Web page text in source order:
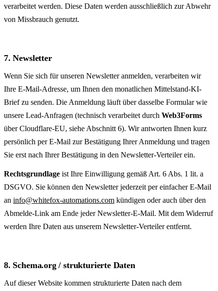
verarbeitet werden. Diese Daten werden ausschließlich zur Abwehr
von Missbrauch genutzt.
7. Newsletter
Wenn Sie sich für unseren Newsletter anmelden, verarbeiten wir
Ihre E-Mail-Adresse, um Ihnen den monatlichen Mittel­stand-KI-
Brief zu senden. Die Anmeldung läuft über dasselbe Formular wie
unsere Lead-Anfragen (technisch verarbeitet durch Web3Forms
über Cloudflare-EU, siehe Abschnitt 6). Wir antworten Ihnen kurz
persönlich per E-Mail zur Bestätigung Ihrer Anmeldung und tragen
Sie erst nach Ihrer Bestätigung in den Newsletter-Verteiler ein.
Rechts­grund­lage ist Ihre Einwilligung gemäß Art. 6 Abs. 1 lit. a
DSGVO. Sie können den Newsletter jederzeit per einfacher E-Mail
an info@whitefox-automations.com kündigen oder auch über den
Abmelde-Link am Ende jeder Newsletter-E-Mail. Mit dem Widerruf
werden Ihre Daten aus unserem Newsletter-Verteiler entfernt.
8. Schema.org / strukturierte Daten
Auf dieser Website kommen strukturierte Daten nach dem